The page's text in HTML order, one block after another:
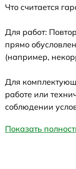
Что считается
Для работ:
прямо
(например,
Для
работе или
соблюдении
Показать